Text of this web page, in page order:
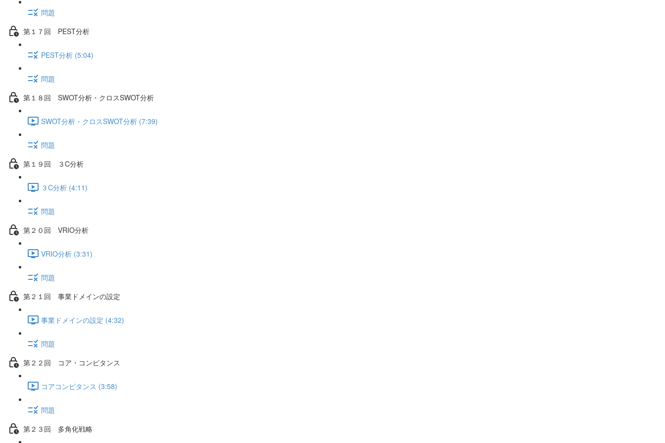
問題
第１７回 PEST分析
PEST分析 (5:04)
問題
第１８回 SWOT分析・クロスSWOT分析
SWOT分析・クロスSWOT分析 (7:39)
問題
第１９回 ３C分析
３C分析 (4:11)
問題
第２０回 VRIO分析
VRIO分析 (3:31)
問題
第２１回 事業ドメインの設定
事業ドメインの設定 (4:32)
問題
第２２回 コア・コンピタンス
コアコンピタンス (3:58)
問題
第２３回 多角化戦略